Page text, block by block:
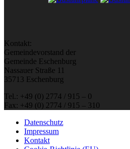
Kontakt:
Gemeindevorstand der
Gemeinde Eschenburg
Nassauer Straße 11
35713 Eschenburg
Tel.: +49 (0) 2774 / 915 – 0
Fax: +49 (0) 2774 / 915 – 310
Datenschutz
Impressum
Kontakt